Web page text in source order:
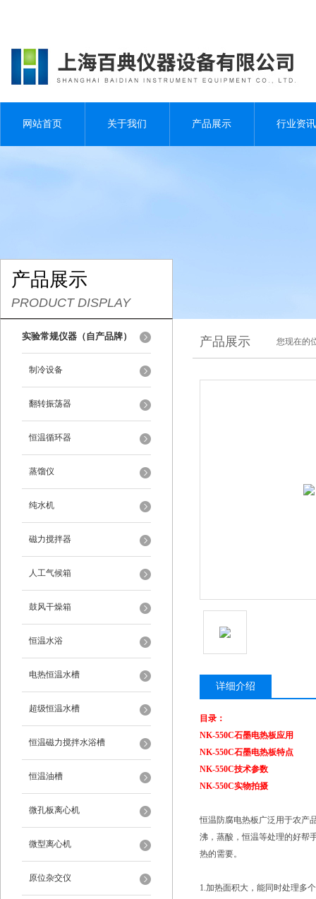
网站首页 关于我们 产品展示 行业资讯
产品展示
PRODUCT DISPLAY
实验常规仪器（自产品牌）
制冷设备
翻转振荡器
恒温循环器
蒸馏仪
纯水机
磁力搅拌器
人工气候箱
鼓风干燥箱
恒温水浴
电热恒温水槽
超级恒温水槽
恒温磁力搅拌水浴槽
恒温油槽
微孔板离心机
微型离心机
原位杂交仪
产品展示 您现在的
详细介绍
目录：
NK-550C石墨电热板应用
NK-550C石墨电热板特点
NK-550C技术参数
NK-550C实物拍摄
恒温防腐电热板广泛用于农产
沸，蒸酸，恒温等处理的好帮
热的需要。
1.加热面积大，能同时处理多